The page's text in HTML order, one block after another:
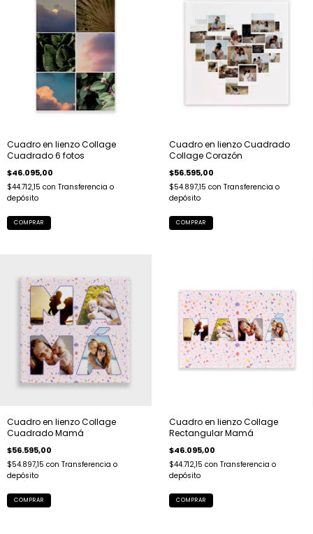
Cuadro en lienzo Collage
Cuadrado 6 fotos
$46.095,00
$44.712,15 con Transferencia o
depósito
COMPRAR
Cuadro en lienzo Cuadrado
Collage Corazón
$56.595,00
$54.897,15 con Transferencia o
depósito
COMPRAR
Cuadro en lienzo Collage
Cuadrado Mamá
$56.595,00
$54.897,15 con Transferencia o
depósito
COMPRAR
Cuadro en lienzo Collage
Rectangular Mamá
$46.095,00
$44.712,15 con Transferencia o
depósito
COMPRAR